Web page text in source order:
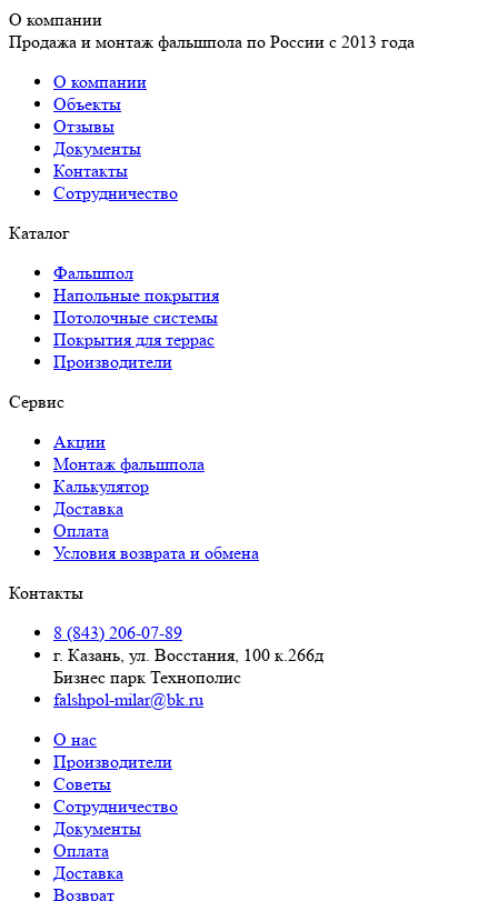
О компании
Продажа и монтаж фальшпола по России с 2013 года
О компании
Объекты
Отзывы
Документы
Контакты
Сотрудничество
Каталог
Фальшпол
Напольные покрытия
Потолочные системы
Покрытия для террас
Производители
Сервис
Акции
Монтаж фальшпола
Калькулятор
Доставка
Оплата
Условия возврата и обмена
Контакты
8 (843) 206-07-89
г. Казань, ул. Восстания, 100 к.266д
Бизнес парк Технополис
falshpol-milar@bk.ru
О нас
Производители
Советы
Сотрудничество
Документы
Оплата
Доставка
Возврат